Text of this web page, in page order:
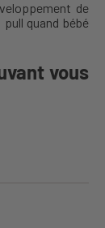
de
quand bébé
vous